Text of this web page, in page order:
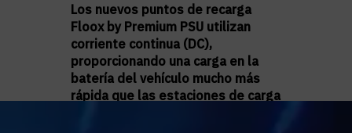
Los nuevos puntos de recarga
Floox by Premium PSU utilizan
corriente continua (DC),
proporcionando una carga en la
batería del vehículo mucho más
rápida que las estaciones de carga